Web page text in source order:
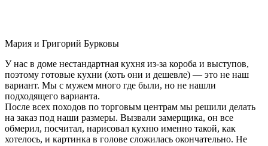
Мария и Григорий Бурковы
У нас в доме нестандартная кухня из-за короба и выступов,
поэтому готовые кухни (хоть они и дешевле) — это не наш
вариант. Мы с мужем много где были, но не нашли
подходящего варианта.
После всех походов по торговым центрам мы решили делать
на заказ под наши размеры. Вызвали замерщика, он все
обмерил, посчитал, нарисовал кухню именно такой, как
хотелось, и картинка в голове сложилась окончательно. Не